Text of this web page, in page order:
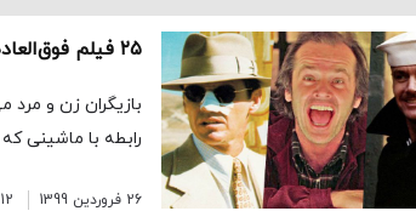
۲۵ فیلم فوق‌العاده جک نیکلسون که باید تماشا کنید
بازیگران زن و مرد
رابطه با ماشینی
26 فروردین 1399 12 دقیقه